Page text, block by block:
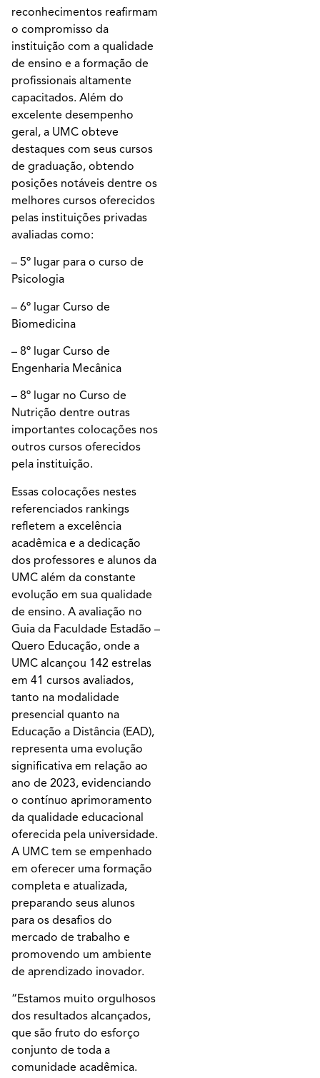
reconhecimentos reafirmam
o compromisso da
instituição com a qualidade
de ensino e a formação de
profissionais altamente
capacitados. Além do
excelente desempenho
geral, a UMC obteve
destaques com seus cursos
de graduação, obtendo
posições notáveis dentre os
melhores cursos oferecidos
pelas instituições privadas
avaliadas como:
– 5º lugar para o curso de
Psicologia
– 6º lugar Curso de
Biomedicina
– 8º lugar Curso de
Engenharia Mecânica
– 8º lugar no Curso de
Nutrição dentre outras
importantes colocações nos
outros cursos oferecidos
pela instituição.
Essas colocações nestes
referenciados rankings
refletem a excelência
acadêmica e a dedicação
dos professores e alunos da
UMC além da constante
evolução em sua qualidade
de ensino. A avaliação no
Guia da Faculdade Estadão –
Quero Educação, onde a
UMC alcançou 142 estrelas
em 41 cursos avaliados,
tanto na modalidade
presencial quanto na
Educação a Distância (EAD),
representa uma evolução
significativa em relação ao
ano de 2023, evidenciando
o contínuo aprimoramento
da qualidade educacional
oferecida pela universidade.
A UMC tem se empenhado
em oferecer uma formação
completa e atualizada,
preparando seus alunos
para os desafios do
mercado de trabalho e
promovendo um ambiente
de aprendizado inovador.
“Estamos muito orgulhosos
dos resultados alcançados,
que são fruto do esforço
conjunto de toda a
comunidade acadêmica.